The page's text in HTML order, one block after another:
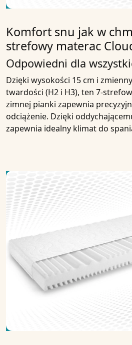
Komfort snu jak w
strefowy materac
Odpowiedni dla
Dzięki wysokości 15 cm i
twardości (H2 i H3), ten 7-
zimnej pianki zapewnia
odciążenie. Dzięki
zapewnia idealny klimat do